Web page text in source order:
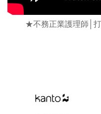
★不務正業護理師│